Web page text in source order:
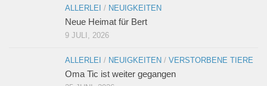
ALLERLEI / NEUIGKEITEN
Neue Heimat für Bert
9 JULI, 2026
ALLERLEI / NEUIGKEITEN / VERSTORBENE TIERE
Oma Tic ist weiter gegangen